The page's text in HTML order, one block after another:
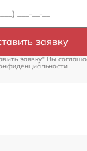
заявку
заявку" Вы